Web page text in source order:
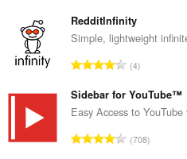
n
g
ố
ế
p
h
ạ
RedditInfinity
Simple, lightweight
T
n
g
ố
4
Sidebar for YouTube™
Easy Access to
T708